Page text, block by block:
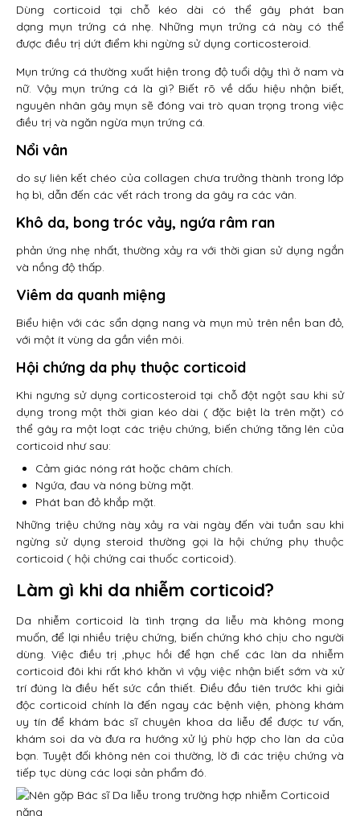
Dùng corticoid tại chỗ kéo dài có thể gây phát ban
dạng mụn trứng cá nhẹ. Những mụn trứng cá này có thể
được điều trị dứt điểm khi ngừng sử dụng corticosteroid.
Mụn trứng cá thường xuất hiện trong độ tuổi dậy thì ở nam và
nữ. Vậy mụn trứng cá là gì? Biết rõ về dấu hiệu nhận biết,
nguyên nhân gây mụn sẽ đóng vai trò quan trọng trong việc
điều trị và ngăn ngừa mụn trứng cá.
Nổi vân
do sự liên kết chéo của collagen chưa trưởng thành trong lớp
hạ bì, dẫn đến các vết rách trong da gây ra các vân.
Khô da, bong tróc vảy, ngứa râm ran
phản ứng nhẹ nhất, thường xảy ra với thời gian sử dụng ngắn
và nồng độ thấp.
Viêm da quanh miệng
Biểu hiện với các sẩn dạng nang và mụn mủ trên nền ban đỏ,
với một ít vùng da gần viền môi.
Hội chứng da phụ thuộc corticoid
Khi ngưng sử dụng corticosteroid tại chỗ đột ngột sau khi sử
dụng trong một thời gian kéo dài ( đặc biệt là trên mặt) có
thể gây ra một loạt các triệu chứng, biến chứng tăng lên của
corticoid như sau:
Cảm giác nóng rát hoặc châm chích.
Ngứa, đau và nóng bừng mặt.
Phát ban đỏ khắp mặt.
Những triệu chứng này xảy ra vài ngày đến vài tuần sau khi
ngừng sử dụng steroid thường gọi là hội chứng phụ thuộc
corticoid ( hội chứng cai thuốc corticoid).
Làm gì khi da nhiễm corticoid?
Da nhiễm corticoid là tình trạng da liễu mà không mong
muốn, để lại nhiều triệu chứng, biến chứng khó chịu cho người
dùng. Việc điều trị ,phục hồi để hạn chế các làn da nhiễm
corticoid đôi khi rất khó khăn vì vậy việc nhận biết sớm và xử
trí đúng là điều hết sức cần thiết. Điều đầu tiên trước khi giải
độc corticoid chính là đến ngay các bệnh viện, phòng khám
uy tín để khám bác sĩ chuyên khoa da liễu để được tư vấn,
khám soi da và đưa ra hướng xử lý phù hợp cho làn da của
bạn. Tuyệt đối không nên coi thường, lờ đi các triệu chứng và
tiếp tục dùng các loại sản phẩm đó.